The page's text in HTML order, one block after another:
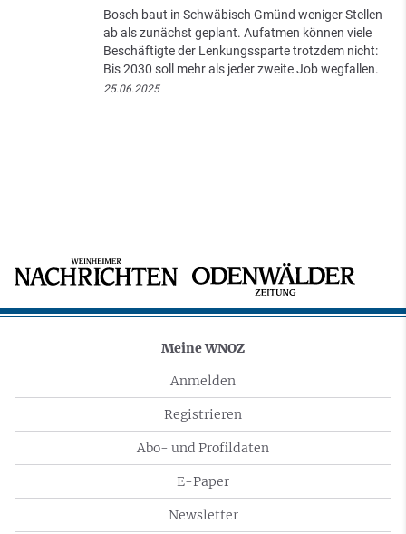
Bosch baut in Schwäbisch Gmünd weniger Stellen
ab als zunächst geplant. Aufatmen können viele
Beschäftigte der Lenkungssparte trotzdem nicht:
Bis 2030 soll mehr als jeder zweite Job wegfallen.
25.06.2025
Meine WNOZ
Anmelden
Registrieren
Abo- und Profildaten
E-Paper
Newsletter